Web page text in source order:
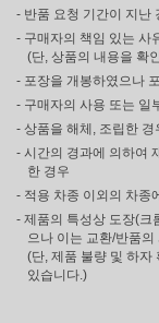
- 반품 요청 기간이 지난
- 구매자의 책임 있는 사
(단, 상품의 내용을 확
- 포장을 개봉하였으나
- 구매자의 사용 또는 일
- 상품을 해체, 조립한 경
- 시간의 경과에 의하여
한 경우
- 적용 차종 이외의 차종
- 제품의 특성상 도장(크
으나 이는 교환/반품
(단, 제품 불량 및 하자
있습니다.)